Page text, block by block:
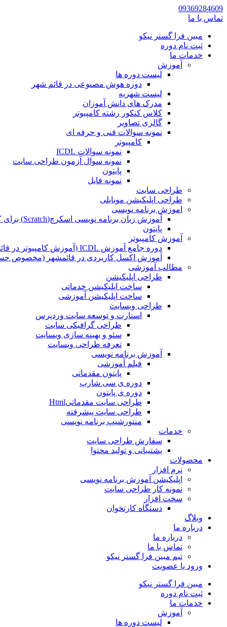
09369284609
تماس با ما
مبین فرا گستر نیکو
ثبت نام دوره
خدمات ما
آموزش
لیست دوره ها
دوره هوش مصنوعی در قائم شهر
لیست شهریه
مدرک های دانش آموزان
کلاس کنکور رشته کامپیوتر
گالری تصاویر
نمونه سوالات فنی و حرفه ای
کامپیوتر
نمونه سوالات ICDL
نمونه سوال آزمون طراحی سایت
پایتون
نمونه فایل
طراحی سایت
طراحی اپلیکیشن موبایلی
اموزش برنامه نویسی
آموزش زبان برنامه نویسی اسکرچ(Scratch) برای کودکان
پایتون
آموزش کامپیوتر
دوره جامع آموزش ICDL (آموزش کامپیوتر در قائمشهر)
آموزش اکسل کاربردی در قائمشهر (مخصوص
مطالب آموزشی
طراحی اپلیکیشن
ساخت اپلیکیشن خدماتی
ساخت اپلیکیشن آموزشی
طراحی وبسایت
استارت و توسعه سایت وردپرس
طراحی گرافیکی سایت
سئو و بهینه سازی وبسایت
تعرفه طراحی وبسایت
آموزش برنامه نویسی
فیلم آموزشی
پایتون مقدماتی
دوره ی سی شارپ
دوره ی پایتون
طراحی سایت مقدماتیHtml
طراحی سایت پیشرفته
منتورشیپ برنامه نویسی
خدمات
سفارش طراحی سایت
پشتیبانی و تولید محتوا
محصولات
نرم افزار
اپلیکیشن آموزش برنامه نویسی
نمونه کار طراحی سایت
سخت افزار
دستگاه کارتخوان
وبلاگ
درباره ما
درباره ما
تماس با ما
تیم مبین فرا گستر نیکو
ورود یا عضویت
مبین فرا گستر نیکو
ثبت نام دوره
خدمات ما
آموزش
لیست دوره ها